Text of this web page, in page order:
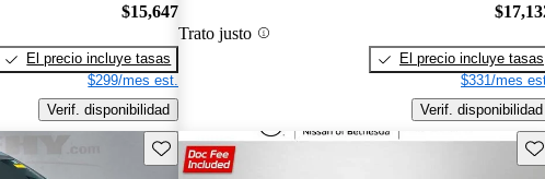
$15,647
El precio incluye tasas
$299/mes est.
Verif. disponibilidad
Trato justo
El precio incluye tasas
$331/mes
Verif. disponibilidad
Guarda este Aviso